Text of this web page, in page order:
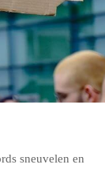
sneuvelen en